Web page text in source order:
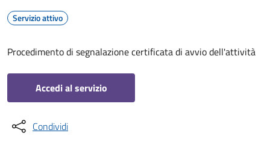
Servizio attivo
Procedimento di segnalazione certificata di avvio dell'attività
Accedi al servizio
Condividi